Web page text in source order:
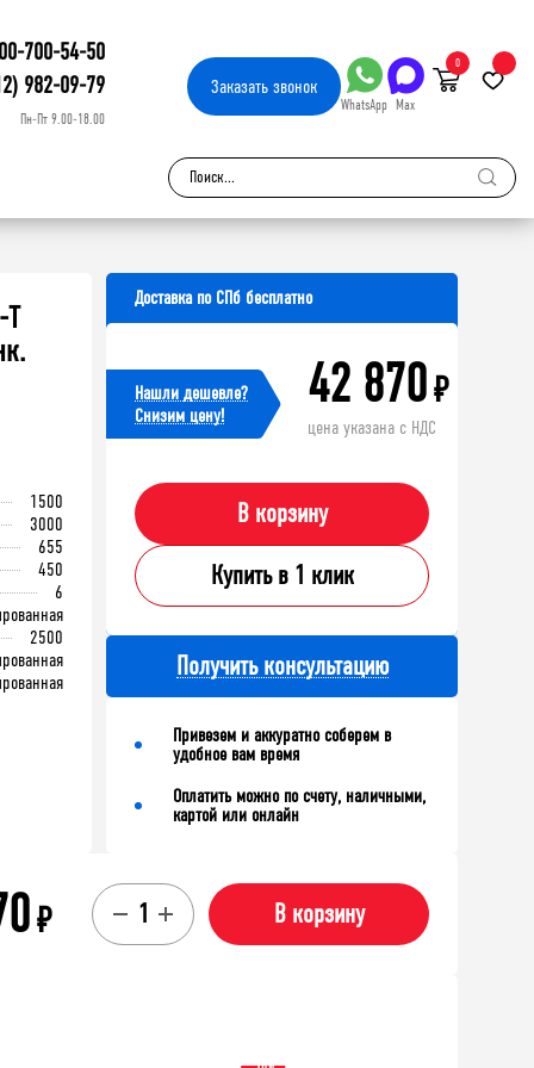
700-54-50
982-09-79
Пн-Пт 9.00-18.00
Заказатьзвонок
WhatsApp Max
0
Т
1500
3000
655
450
6
2500
Доставка по СПб бесплатно
Нашли дешевле?
Cнизим цену!
42 870₽
цена указана с НДС
В корзину
Купить в 1 клик
Получить консультацию
Привезем и аккуратно соберем в
удобное вам время
Оплатить можно по счету, наличными,
картой или онлайн
₽ В корзину